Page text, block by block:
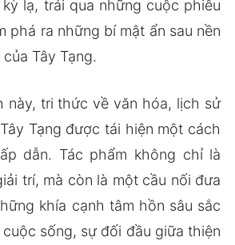
lạ, trải qua những cuộc phiêu
phá ra những bí mật ẩn sau nền
Tây Tạng.
này, tri thức về văn hóa, lịch sử
Tạng được tái hiện một cách
dẫn. Tác phẩm không chỉ là
trí, mà còn là một cầu nối đưa
khía cạnh tâm hồn sâu sắc
sống, sự đối đầu giữa thiện